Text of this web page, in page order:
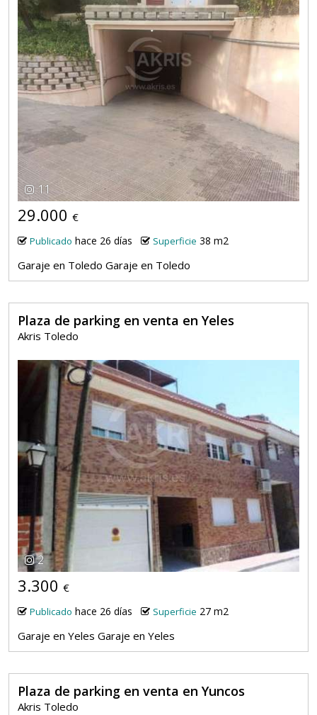
11
29.000 €
Publicado hace 26 días Superficie 38 m2
Garaje en Toledo Garaje en Toledo
Plaza de parking en venta en Yeles
Akris Toledo
2
3.300 €
Publicado hace 26 días Superficie 27 m2
Garaje en Yeles Garaje en Yeles
Plaza de parking en venta en Yuncos
Akris Toledo